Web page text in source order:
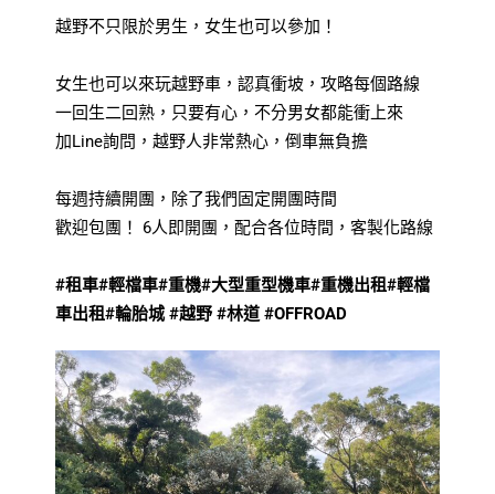
越野不只限於男生，女生也可以參加！
女生也可以來玩越野車，認真衝坡，攻略每個路線
一回生二回熟，只要有心，不分男女都能衝上來
加Line詢問，越野人非常熱心，倒車無負擔
每週持續開團，除了我們固定開團時間
歡迎包團！ 6人即開團，配合各位時間，客製化路線
#租車#輕檔車#重機#大型重型機車#重機出租#輕檔
車出租#輪胎城 #越野 #林道 #OFFROAD